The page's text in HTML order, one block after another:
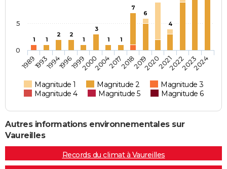
1 1
2 2
1
3
1
1
7
6
4
Magnitude 1 Magnitude 2
Magnitude 3
Magnitude 4
Magnitude 5 Magnitude 6
198919931994199619992000200420172018201920202021202220232024
0
5
Autres informations environnementales sur
Vaureilles
Records du climat à Vaureilles